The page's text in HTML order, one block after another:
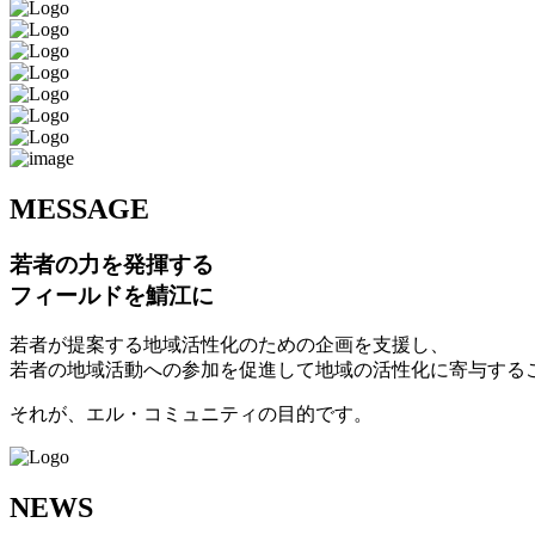
MESSAGE
若者の力を発揮する
フィールドを鯖江に
若者が提案する地域活性化のための企画を支援し、
若者の地域活動への参加を促進して地域の活性化に寄与する
それが、エル・コミュニティの目的です。
NEWS